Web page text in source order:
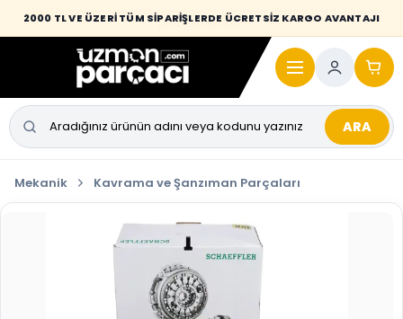
2000 TL VE ÜZERİ TÜM SİPARİŞLERDE ÜCRETSİZ KARGO AVANTAJI
Desi / hacim sınırını aşan kaporta parçalarında taşıma bedeli alıcıya
yansıtılmaktadır.
ARA
Mekanik Kavrama ve Şanzıman Parçaları